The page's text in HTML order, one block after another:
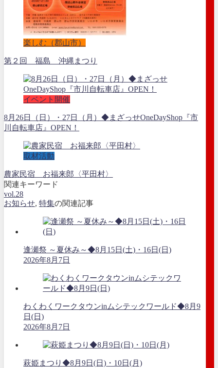
楽しむ（郡山市）
第２回 福島 沖縄まつり
イベント開催
8月26日（日）・27日（月）◆まざっせOneDayShop『市
川自転車店』OPEN！
取材活動
農家民宿 お福来郎〈平田村〉
関連キーワード
vol.28
お知らせ, 特集の関連記事
逢瀬祭 ～夏休み～◆8月15日(土)・16日(日)
2026年8月7日
わくわくワークタウンinムシテックワールド◆8月9
日(日)
2026年8月7日
萩姫まつり◆8月9日(日)・10日(月)